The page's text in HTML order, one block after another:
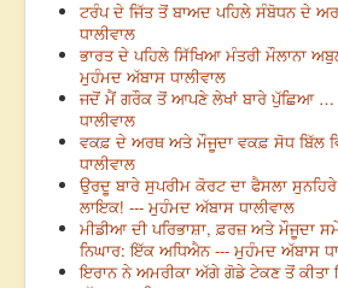
ਟਰੰਪ ਦੇ ਜਿੱਤ ਤੋਂ ਬਾਅਦ ਪਹਿਲੇ ਸੰਬੋਧਨ ਦੇ
ਧਾਲੀਵਾਲ
ਭਾਰਤ ਦੇ ਪਹਿਲੇ ਸਿੱਖਿਆ ਮੰਤਰੀ ਮੌਲਾਨਾ
ਮੁਹੰਮਦ ਅੱਬਾਸ ਧਾਲੀਵਾਲ
ਜਦੋਂ ਮੈਂ ਗਰੌਕ ਤੋਂ ਆਪਣੇ ਲੇਖਾਂ ਬਾਰੇ ਪੁੱਛਿਆ …
ਧਾਲੀਵਾਲ
ਵਕਫ਼ ਦੇ ਅਰਥ ਅਤੇ ਮੌਜੂਦਾ ਵਕਫ਼ ਸੋਧ ਬਿੱਲ
ਧਾਲੀਵਾਲ
ਉਰਦੂ ਬਾਰੇ ਸੁਪਰੀਮ ਕੋਰਟ ਦਾ ਫੈਸਲਾ
ਲਾਇਕ! --- ਮੁਹੰਮਦ ਅੱਬਾਸ ਧਾਲੀਵਾਲ
ਮੀਡੀਆ ਦੀ ਪਰਿਭਾਸ਼ਾ, ਫ਼ਰਜ਼ ਅਤੇ
ਨਿਘਾਰ: ਇੱਕ ਅਧਿਐਨ --- ਮੁਹੰਮਦ ਅੱਬਾਸ
ਇਰਾਨ ਨੇ ਅਮਰੀਕਾ ਅੱਗੇ ਗੋਡੇ ਟੇਕਣ ਤੋਂ